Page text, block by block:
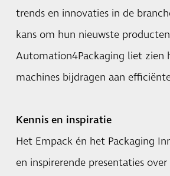
trends en innovaties in de
kans om hun nieuwste
Automation4Packaging liet zien
machines bijdragen aan
Kennis en inspiratie
Het Empack én het Packaging
en inspirerende presentaties